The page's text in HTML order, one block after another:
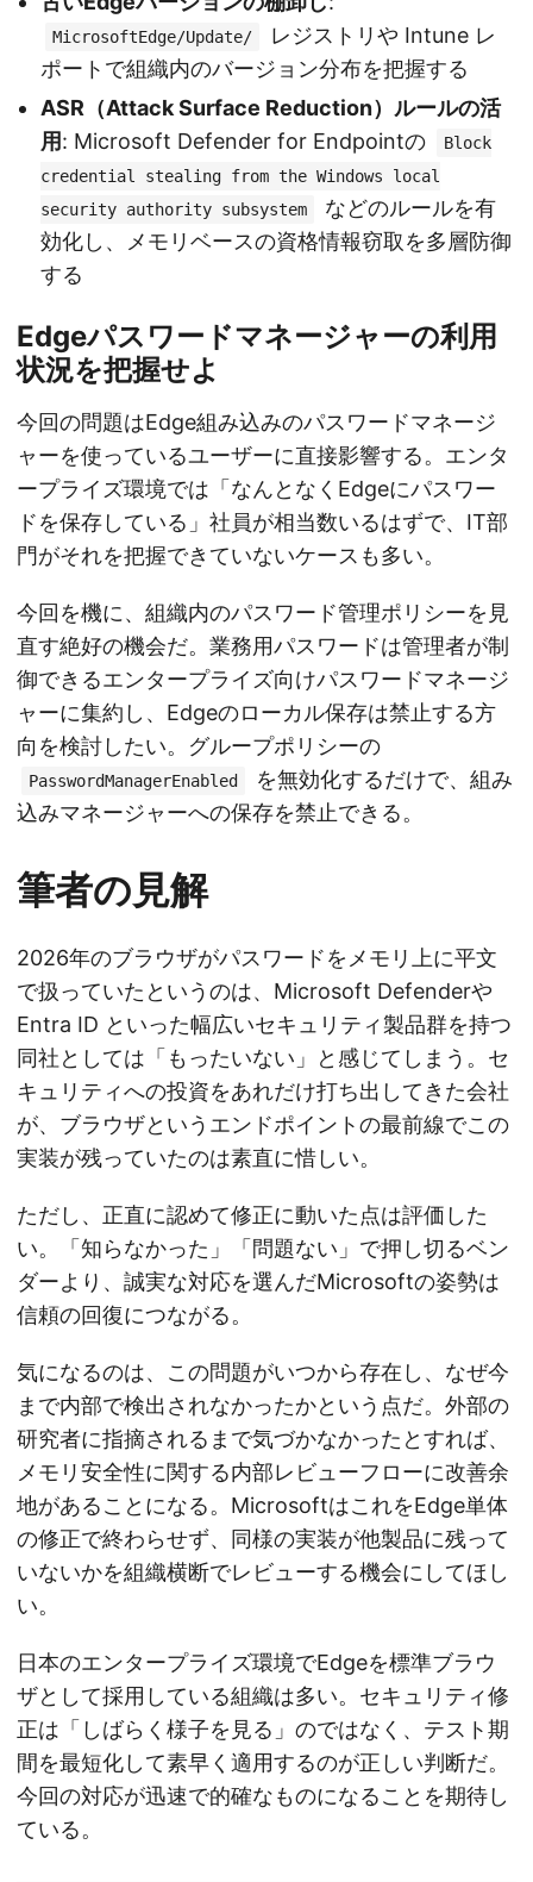
MicrosoftEdge/Update/
レジストリや Intune レ
ポートで組織内のバージョン分布を把握する
ASR（Attack Surface Reduction）ルールの活
用: Microsoft Defender for Endpointの
Block
credential stealing from the Windows local
security authority subsystem
などのルールを有
効化し、メモリベースの資格情報窃取を多層防御
する
Edgeパスワードマネージャーの利用
状況を把握せよ
今回の問題はEdge組み込みのパスワードマネージ
ャーを使っているユーザーに直接影響する。エンタ
ープライズ環境では「なんとなくEdgeにパスワー
ドを保存している」社員が相当数いるはずで、IT部
門がそれを把握できていないケースも多い。
今回を機に、組織内のパスワード管理ポリシーを見
直す絶好の機会だ。業務用パスワードは管理者が制
御できるエンタープライズ向けパスワードマネージ
ャーに集約し、Edgeのローカル保存は禁止する方
向を検討したい。グループポリシーの
PasswordManagerEnabled
を無効化するだけで、組み
込みマネージャーへの保存を禁止できる。
筆者の見解
2026年のブラウザがパスワードをメモリ上に平文
で扱っていたというのは、Microsoft Defenderや
Entra ID といった幅広いセキュリティ製品群を持つ
同社としては「もったいない」と感じてしまう。セ
キュリティへの投資をあれだけ打ち出してきた会社
が、ブラウザというエンドポイントの最前線でこの
実装が残っていたのは素直に惜しい。
ただし、正直に認めて修正に動いた点は評価した
い。「知らなかった」「問題ない」で押し切るベン
ダーより、誠実な対応を選んだMicrosoftの姿勢は
信頼の回復につながる。
気になるのは、この問題がいつから存在し、なぜ今
まで内部で検出されなかったかという点だ。外部の
研究者に指摘されるまで気づかなかったとすれば、
メモリ安全性に関する内部レビューフローに改善余
地があることになる。MicrosoftはこれをEdge単体
の修正で終わらせず、同様の実装が他製品に残って
いないかを組織横断でレビューする機会にしてほし
い。
日本のエンタープライズ環境でEdgeを標準ブラウ
ザとして採用している組織は多い。セキュリティ修
正は「しばらく様子を見る」のではなく、テスト期
間を最短化して素早く適用するのが正しい判断だ。
今回の対応が迅速で的確なものになることを期待し
ている。